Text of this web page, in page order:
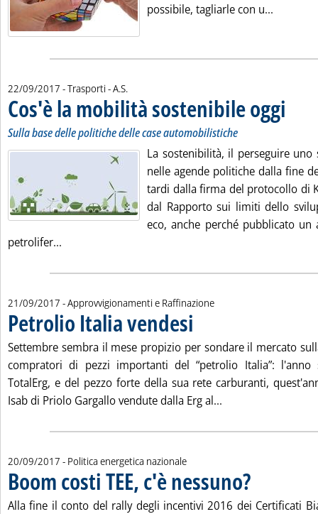
possibile, tagliarle con u...
22/09/2017 - Trasporti -di:
A.S.
Cos'è la mobilità sostenibile oggi
Sulla base delle politiche delle case automobilistiche
La sostenibilità, il perseguire uno
nelle agende politiche dalla fine
tardi dalla firma del protocollo di
dal Rapporto sui limiti dello
eco, anche perché pubblicato
petrolifer...
21/09/2017 - Approvvigionamenti e Raffinazione
Petrolio Italia vendesi
Settembre sembra il mese propizio per sondare il mercato
compratori di pezzi importanti del “petrolio Italia”:
TotalErg, e del pezzo forte della sua rete carburanti,
Isab di Priolo Gargallo vendute dalla Erg al...
20/09/2017 - Politica energetica nazionale
Boom costi TEE, c'è nessuno?. Pubblicata
Alla fine il conto del rally degli incentivi 2016 dei Certificati